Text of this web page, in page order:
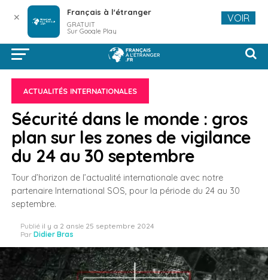
ACTUALITÉS INTERNATIONALES
Sécurité dans le monde : gros
plan sur les zones de vigilance
du 24 au 30 septembre
Tour d’horizon de l’actualité internationale avec notre
partenaire International SOS, pour la période du 24 au 30
septembre.
Publié il y a 2 ansle 25 septembre 2024
Par Didier Bras
✕ Français à l'étranger
GRATUIT
Sur Google Play
VOIR